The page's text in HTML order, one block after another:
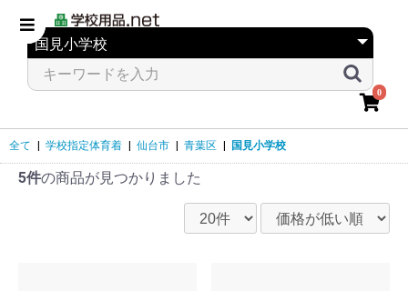
0
全て 学校指定体育着 仙台市 青葉区 国見小学校
5件の商品が見つかりました